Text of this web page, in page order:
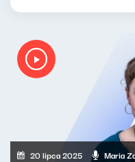
20 lipca 2025 Maria